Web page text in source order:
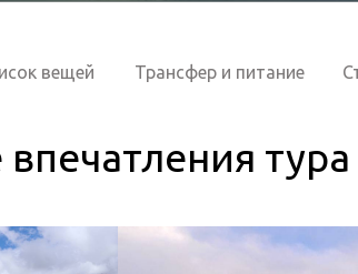
Трансфер и питание
вещей
тура